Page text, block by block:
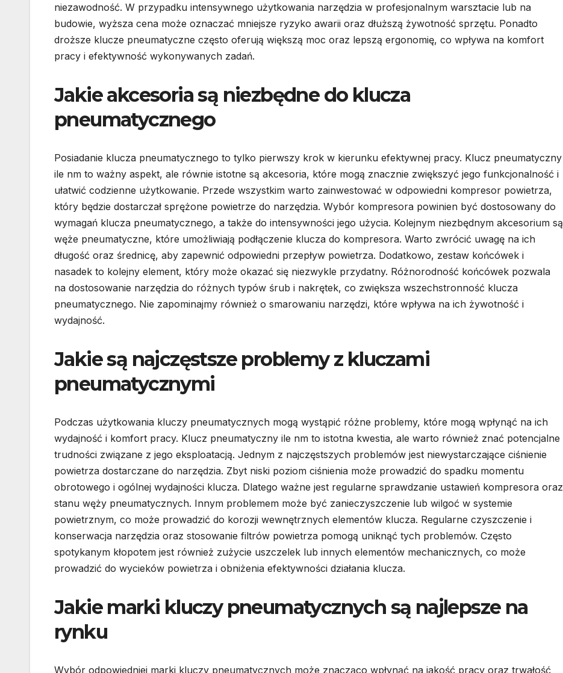
niezawodność. W przypadku intensywnego użytkowania narzędzia w profesjonalnym warsztacie lub na
budowie, wyższa cena może oznaczać mniejsze ryzyko awarii oraz dłuższą żywotność sprzętu. Ponadto
droższe klucze pneumatyczne często oferują większą moc oraz lepszą ergonomię, co wpływa na komfort
pracy i efektywność wykonywanych zadań.
Jakie akcesoria są niezbędne do klucza
pneumatycznego
Posiadanie klucza pneumatycznego to tylko pierwszy krok w kierunku efektywnej pracy. Klucz pneumatyczny
ile nm to ważny aspekt, ale równie istotne są akcesoria, które mogą znacznie zwiększyć jego funkcjonalność i
ułatwić codzienne użytkowanie. Przede wszystkim warto zainwestować w odpowiedni kompresor powietrza,
który będzie dostarczał sprężone powietrze do narzędzia. Wybór kompresora powinien być dostosowany do
wymagań klucza pneumatycznego, a także do intensywności jego użycia. Kolejnym niezbędnym akcesorium są
węże pneumatyczne, które umożliwiają podłączenie klucza do kompresora. Warto zwrócić uwagę na ich
długość oraz średnicę, aby zapewnić odpowiedni przepływ powietrza. Dodatkowo, zestaw końcówek i
nasadek to kolejny element, który może okazać się niezwykle przydatny. Różnorodność końcówek pozwala
na dostosowanie narzędzia do różnych typów śrub i nakrętek, co zwiększa wszechstronność klucza
pneumatycznego. Nie zapominajmy również o smarowaniu narzędzi, które wpływa na ich żywotność i
wydajność.
Jakie są najczęstsze problemy z kluczami
pneumatycznymi
Podczas użytkowania kluczy pneumatycznych mogą wystąpić różne problemy, które mogą wpłynąć na ich
wydajność i komfort pracy. Klucz pneumatyczny ile nm to istotna kwestia, ale warto również znać potencjalne
trudności związane z jego eksploatacją. Jednym z najczęstszych problemów jest niewystarczające ciśnienie
powietrza dostarczane do narzędzia. Zbyt niski poziom ciśnienia może prowadzić do spadku momentu
obrotowego i ogólnej wydajności klucza. Dlatego ważne jest regularne sprawdzanie ustawień kompresora oraz
stanu węży pneumatycznych. Innym problemem może być zanieczyszczenie lub wilgoć w systemie
powietrznym, co może prowadzić do korozji wewnętrznych elementów klucza. Regularne czyszczenie i
konserwacja narzędzia oraz stosowanie filtrów powietrza pomogą uniknąć tych problemów. Często
spotykanym kłopotem jest również zużycie uszczelek lub innych elementów mechanicznych, co może
prowadzić do wycieków powietrza i obniżenia efektywności działania klucza.
Jakie marki kluczy pneumatycznych są najlepsze na
rynku
Wybór odpowiedniej marki kluczy pneumatycznych może znacząco wpłynąć na jakość pracy oraz trwałość